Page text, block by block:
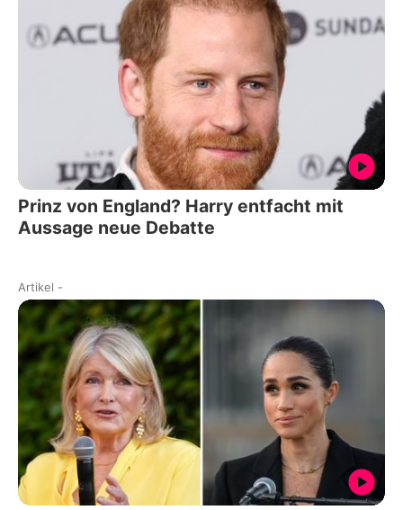
Prinz von England? Harry entfacht mit
Aussage neue Debatte
Artikel -